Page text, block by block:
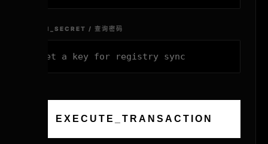
AUTH_SECRET / 查询密码
EXECUTE_TRANSACTION